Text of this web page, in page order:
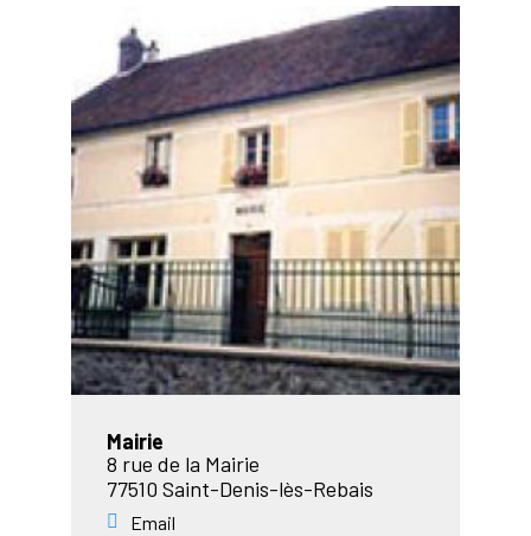
Mairie
8 rue de la Mairie
77510 Saint-Denis-lès-Rebais
Email